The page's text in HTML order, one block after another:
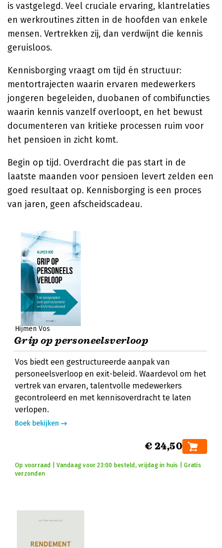
is vastgelegd. Veel cruciale ervaring, klantrelaties
en werkroutines zitten in de hoofden van enkele
mensen. Vertrekken zij, dan verdwijnt die kennis
geruisloos.
Kennisborging vraagt om tijd én structuur:
mentortrajecten waarin ervaren medewerkers
jongeren begeleiden, duobanen of combifuncties
waarin kennis vanzelf overloopt, en het bewust
documenteren van kritieke processen ruim voor
het pensioen in zicht komt.
Begin op tijd. Overdracht die pas start in de
laatste maanden voor pensioen levert zelden een
goed resultaat op. Kennisborging is een proces
van jaren, geen afscheidscadeau.
Hijmen Vos
Grip op personeelsverloop
Vos biedt een gestructureerde aanpak van
personeelsverloop en exit-beleid. Waardevol om het
vertrek van ervaren, talentvolle medewerkers
gecontroleerd en met kennisoverdracht te laten
verlopen.
Boek bekijken
€ 24,50
Op voorraad | Vandaag voor 23:00 besteld, vrijdag in huis | Gratis
verzonden